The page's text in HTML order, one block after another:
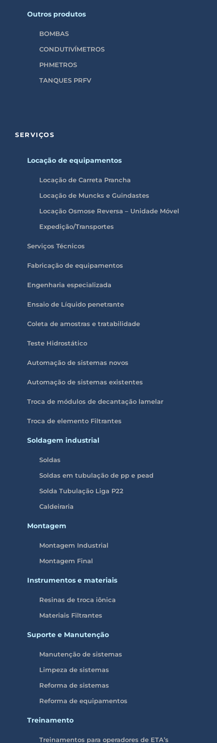
Outros produtos
BOMBAS
CONDUTIVÍMETROS
PHMETROS
TANQUES PRFV
SERVIÇOS
Locação de equipamentos
Locação de Carreta Prancha
Locação de Muncks e Guindastes
Locação Osmose Reversa – Unidade Móvel
Expedição/Transportes
Serviços Técnicos
Fabricação de equipamentos
Engenharia especializada
Ensaio de Líquido penetrante
Coleta de amostras e tratabilidade
Teste Hidrostático
Automação de sistemas novos
Automação de sistemas existentes
Troca de módulos de decantação lamelar
Troca de elemento Filtrantes
Soldagem industrial
Soldas
Soldas em tubulação de pp e pead
Solda Tubulação Liga P22
Caldeiraria
Montagem
Montagem Industrial
Montagem Final
Instrumentos e materiais
Resinas de troca iônica
Materiais Filtrantes
Suporte e Manutenção
Manutenção de sistemas
Limpeza de sistemas
Reforma de sistemas
Reforma de equipamentos
Treinamento
Treinamentos para operadores de ETA’s